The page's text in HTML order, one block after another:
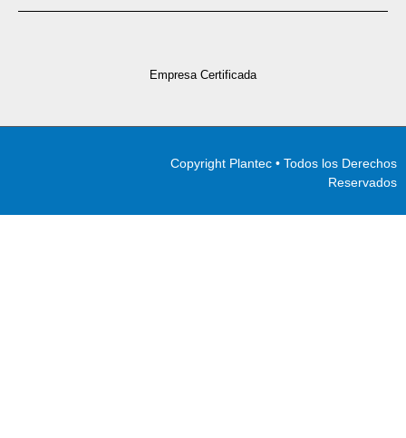
Empresa Certificada
Copyright Plantec • Todos los Derechos
Reservados